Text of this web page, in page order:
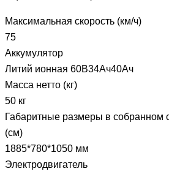
Максимальная скорость (км/ч)
75
Аккумулятор
Литий ионная 60В34Ач40Ач
Масса нетто (кг)
50 кг
Габаритные размеры в собранном
(см)
1885*780*1050 мм
Электродвигатель